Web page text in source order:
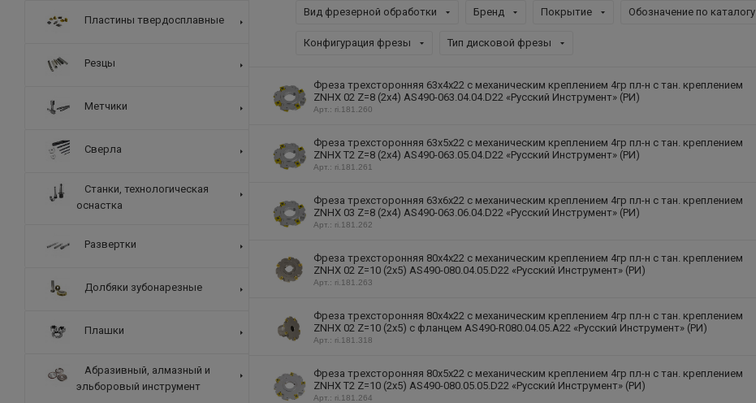
Вид фрезерной обработки Бренд Покрытие Обозначение по каталогу
Конфигурация фрезы Тип дисковой фрезы
Фреза трехсторонняя 63х4х22 с механическим креплением 4гр пл-н с тан. креплением
ZNHX 02 Z=8 (2х4) AS490-063.04.04.D22 «Русский Инструмент» (РИ)
Арт.: ri.181.260
Фреза трехсторонняя 63х5х22 с механическим креплением 4гр пл-н с тан. креплением
ZNHX T2 Z=8 (2х4) AS490-063.05.04.D22 «Русский Инструмент» (РИ)
Арт.: ri.181.261
Фреза трехсторонняя 63х6х22 с механическим креплением 4гр пл-н с тан. креплением
ZNHX 03 Z=8 (2х4) AS490-063.06.04.D22 «Русский Инструмент» (РИ)
Арт.: ri.181.262
Фреза трехсторонняя 80х4х22 с механическим креплением 4гр пл-н с тан. креплением
ZNHX 02 Z=10 (2х5) AS490-080.04.05.D22 «Русский Инструмент» (РИ)
Арт.: ri.181.263
Фреза трехсторонняя 80х4х22 с механическим креплением 4гр пл-н с тан. креплением
ZNHX 02 Z=10 (2х5) с фланцем AS490-R080.04.05.A22 «Русский Инструмент» (РИ)
Арт.: ri.181.318
Фреза трехсторонняя 80х5х22 с механическим креплением 4гр пл-н с тан. креплением
ZNHX T2 Z=10 (2х5) AS490-080.05.05.D22 «Русский Инструмент» (РИ)
Арт.: ri.181.264
Пластины твердосплавные
Резцы
Метчики
Сверла
Станки, технологическая
оснастка
Развертки
Долбяки зубонарезные
Плашки
Абразивный, алмазный и
эльборовый инструмент